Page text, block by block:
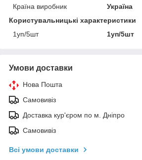
Країна виробник
Україна
Користувальницькі характеристики
1уп/5шт
1уп/5шт
Умови доставки
Нова Пошта
Самовивіз
Доставка кур'єром по м. Дніпро
Самовивіз
Всі умови доставки